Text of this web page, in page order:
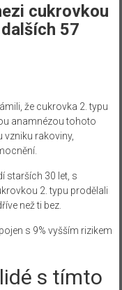
cukrovkou
57
že cukrovka 2. typu
anamnézou tohoto
vzniku rakoviny,
starších 30 let, s
2. typu prodělali
než ti bez.
s 9% vyšším rizikem
s tímto